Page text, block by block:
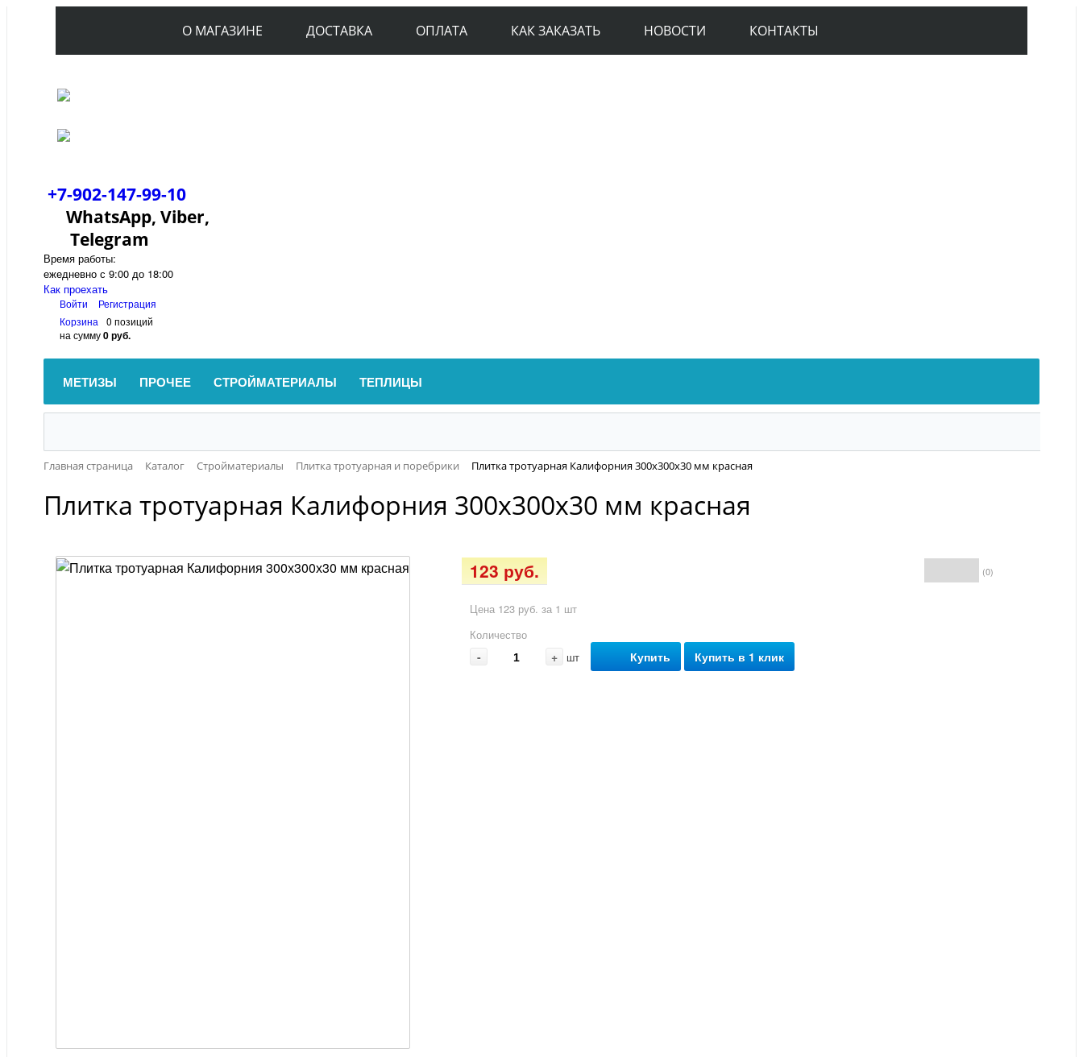
О МАГАЗИНЕ ДОСТАВКА ОПЛАТА КАК ЗАКАЗАТЬ НОВОСТИ КОНТАКТЫ
+7-902-147-99-10
WhatsApp, Viber,
Telegram
Время работы:
ежедневно с 9:00 до 18:00
Как проехать
Войти
Регистрация
Корзина
0 позиций
на сумму0 руб.
МЕТИЗЫ ПРОЧЕЕ СТРОЙМАТЕРИАЛЫ ТЕПЛИЦЫ
Главная страница Каталог Стройматериалы Плитка тротуарная и поребрики Плитка тротуарная Калифорния 300х300х30 мм красная
Плитка тротуарная Калифорния 300х300х30 мм красная
(0)
123 руб.
Цена 123 руб. за 1 шт
Количество
- + шт Купить Купить в 1 клик